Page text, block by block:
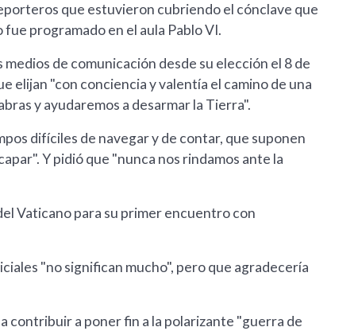
que estuvieron cubriendo el cónclave que
programado en el aula Pablo VI.
de comunicación desde su elección el 8 de
elijan "con conciencia y valentía el camino de una
y ayudaremos a desarmar la Tierra".
difíciles de navegar y de contar, que suponen
Y pidió que "nunca nos rindamos ante la
Vaticano para su primer encuentro con
"no significan mucho", pero que agradecería
contribuir a poner fin a la polarizante "guerra de